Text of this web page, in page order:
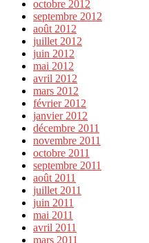
octobre 2012
septembre 2012
août 2012
juillet 2012
juin 2012
mai 2012
avril 2012
mars 2012
février 2012
janvier 2012
décembre 2011
novembre 2011
octobre 2011
septembre 2011
août 2011
juillet 2011
juin 2011
mai 2011
avril 2011
mars 2011